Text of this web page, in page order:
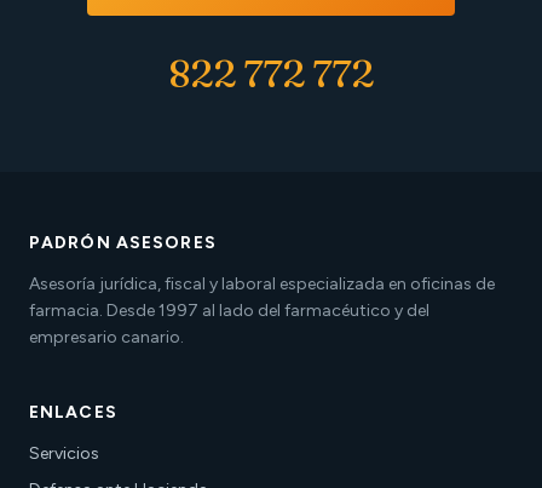
822 772 772
PADRÓN ASESORES
Asesoría jurídica, fiscal y laboral especializada en oficinas de
farmacia. Desde 1997 al lado del farmacéutico y del
empresario canario.
ENLACES
Servicios